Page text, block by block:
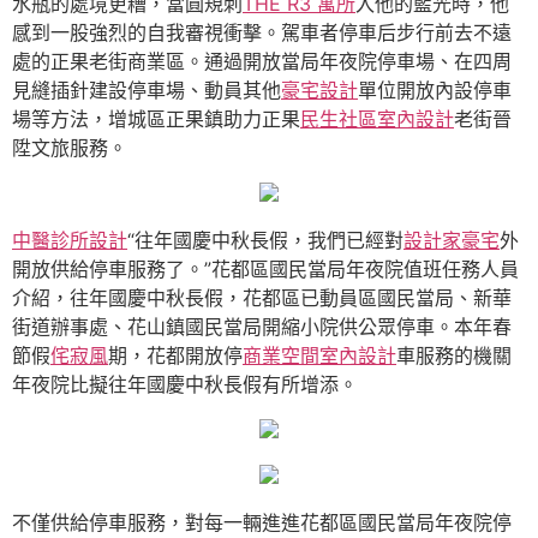
感到一股強烈的自我審視衝擊。駕車者停車后步行前去不遠
處的正果老街商業區。通過開放當局年夜院停車場、在四周
見縫插針建設停車場、動員其他豪宅設計單位開放內設停車
場等方法，增城區正果鎮助力正果 民生社區室內設計老街晉
陞文旅服務。
中醫診所設計“往年國慶中秋長假，我們已經對設計家豪宅外
開放供給停車服務了。”花都區國民當局年夜院值班任務人員
介紹，往年國慶中秋長假，花都區已動員區國民當局、新華
街道辦事處、花山鎮國民當局開縮小院供公眾停車。本年春
節假侘寂風期，花都開放停商業空間室內設計車服務的機關
年夜院比擬往年國慶中秋長假有所增添。
不僅供給停車服務，對每一輛進進花都區國民當局年夜院停